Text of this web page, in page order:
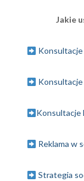
Jakie
Konsultacje
Konsultacje
Reklama w
Strategia